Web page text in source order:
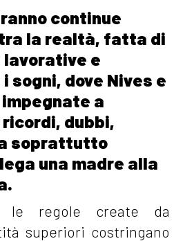
continue
la realtà, fatta di
lavorative e
sogni, dove Nives e
a
dubbi,
soprattutto
una madre alla
le regole create da
superiori costringano